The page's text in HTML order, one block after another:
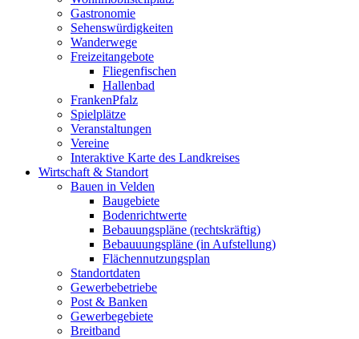
Gastronomie
Sehenswürdigkeiten
Wanderwege
Freizeitangebote
Fliegenfischen
Hallenbad
FrankenPfalz
Spielplätze
Veranstaltungen
Vereine
Interaktive Karte des Landkreises
Wirtschaft & Standort
Bauen in Velden
Baugebiete
Bodenrichtwerte
Bebauungspläne (rechtskräftig)
Bebauuungspläne (in Aufstellung)
Flächennutzungsplan
Standortdaten
Gewerbebetriebe
Post & Banken
Gewerbegebiete
Breitband